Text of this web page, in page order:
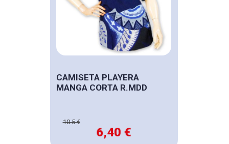
CAMISETA PLAYERA
MANGA CORTA R.MDD
10.5 €
6,40 €